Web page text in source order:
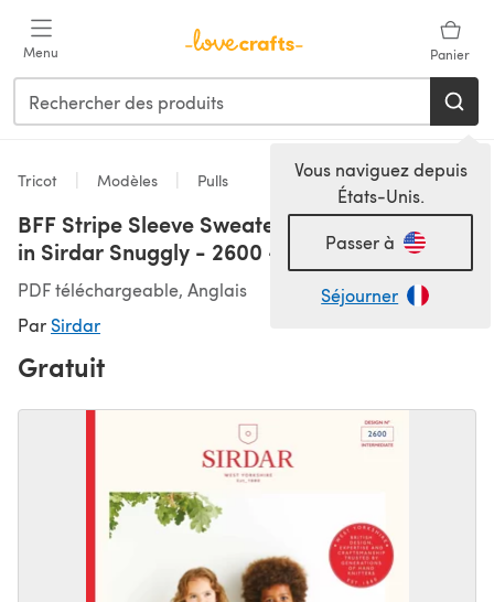
Menu Panier
Vous naviguez depuis
États-Unis.
Passer à
Séjourner
Tricot Modèles Pulls
BFF Stripe Sleeve Sweater in Snuggly Replay
in Sirdar Snuggly - 2600 - Downloadable PDF
PDF téléchargeable, Anglais
Par Sirdar
Gratuit